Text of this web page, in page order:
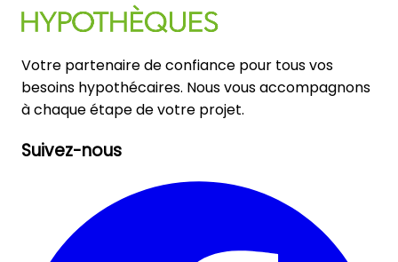
Votre partenaire de confiance pour tous vos
besoins hypothécaires. Nous vous accompagnons
à chaque étape de votre projet.
Suivez-nous